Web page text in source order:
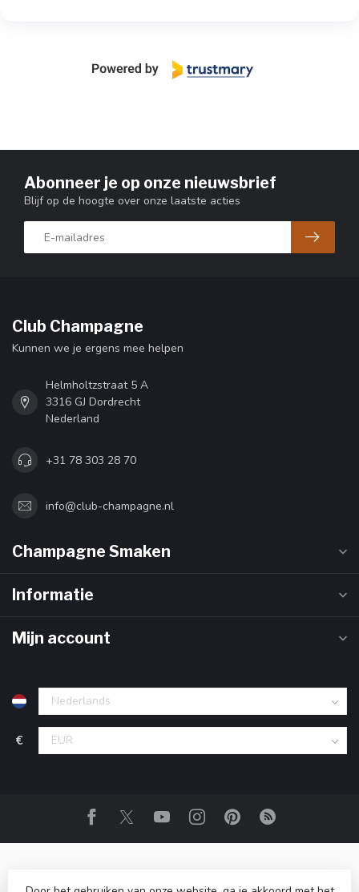
Abonneer je op onze nieuwsbrief
Blijf op de hoogte over onze laatste acties
Club Champagne
Kunnen we je ergens mee helpen
Helmholtzstraat 5 A
3316 GJ Dordrecht
Nederland
+31 78 303 28 70
info@club-champagne.nl
Champagne Smaken
Informatie
Mijn account
€